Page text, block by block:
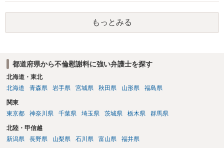
かと思います。有責配偶者ですので相手方からの離婚は拒否しても仮
に訴訟されても法的に成立しません。質問５は認知すると養育費支払
い、相続権が発生します。合意があれば法的に可能ですが法律で強制
することはできません。質問６は可能です。質問７は不貞行為の写真
もっとみる
都道府県から不倫慰謝料に強い弁護士を探す
北海道・東北
北海道
青森県 岩手県 宮城県 秋田県 山形県 福島県
関東
東京都
神奈川県 千葉県 埼玉県 茨城県 栃木県 群馬県
北陸・甲信越
新潟県
長野県 山梨県 石川県 富山県 福井県